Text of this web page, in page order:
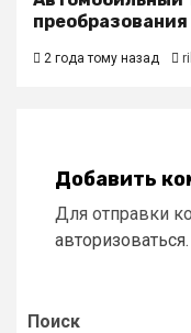
2 года тому назад
Добавить
Для отправки
авторизоваться.
Поиск